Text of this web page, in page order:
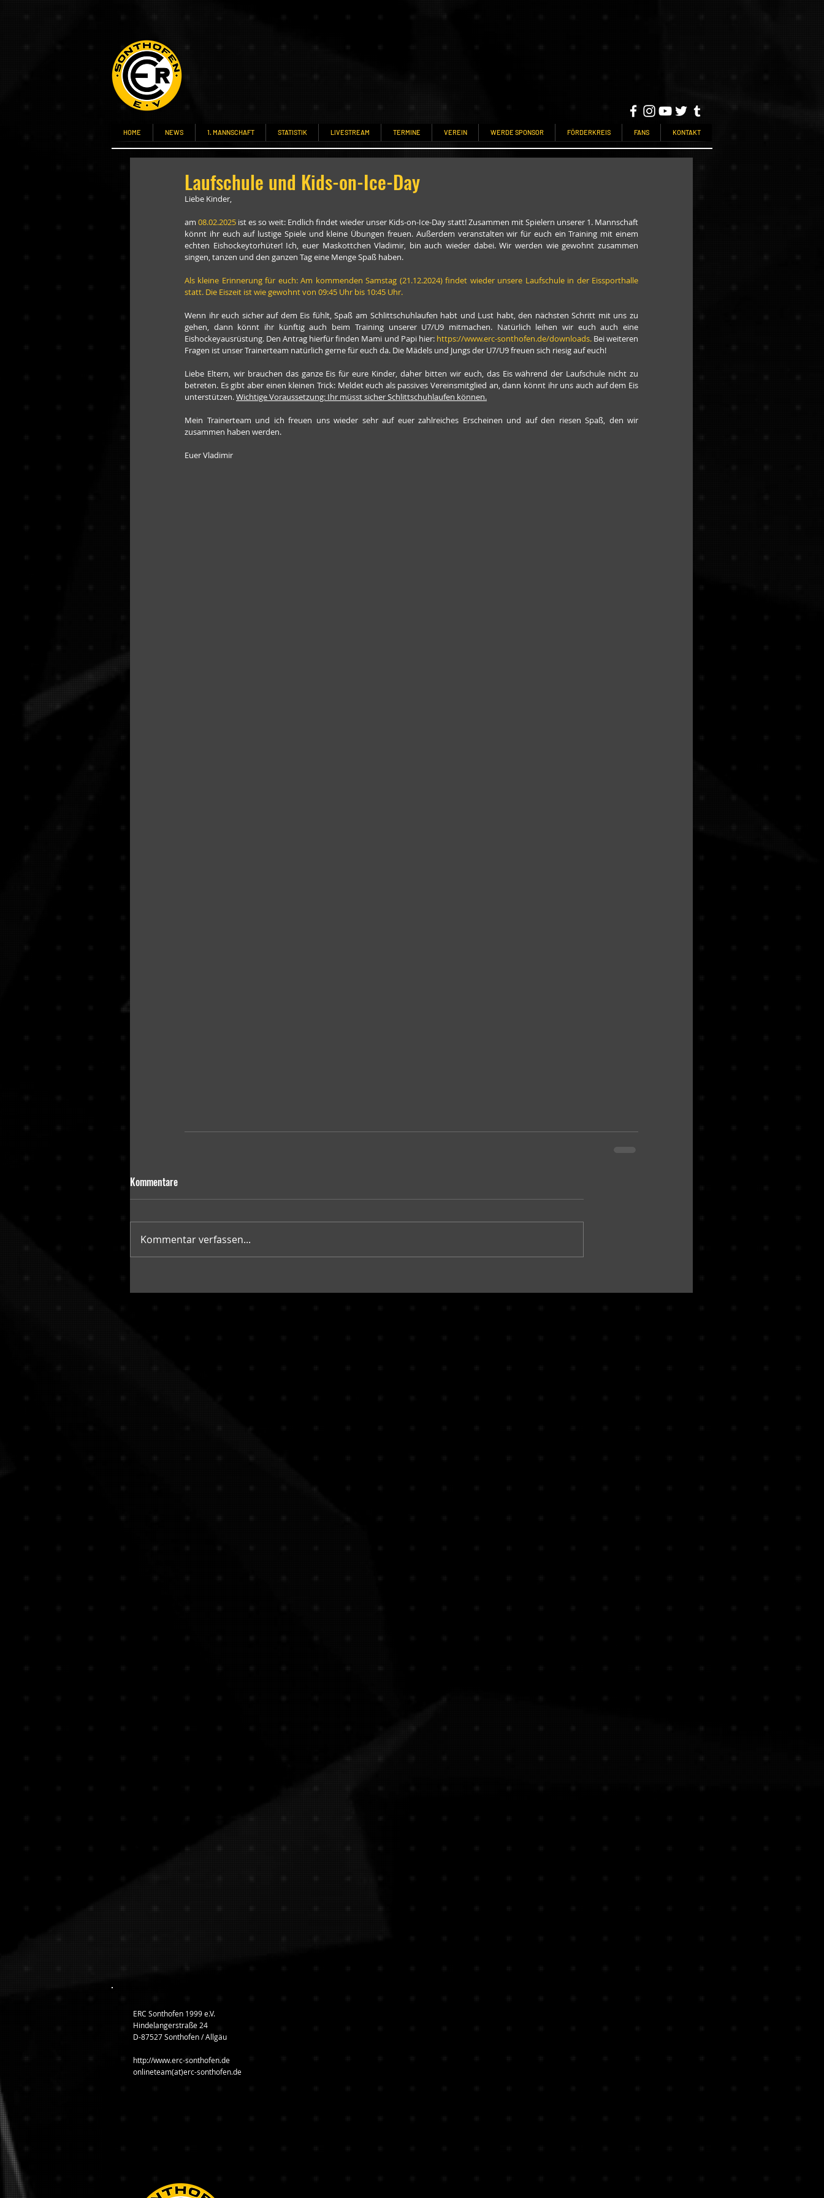
HOME NEWS 1. MANNSCHAFT STATISTIK LIVESTREAM TERMINE VEREIN WERDE SPONSOR FÖRDERKREIS FANS KONTAKT
Laufschule und Kids-on-Ice-Day
Liebe Kinder,
am 08.02.2025 ist es so weit: Endlich findet wieder unser Kids-on-Ice-Day statt! Zusammen mit Spielern unserer 1. Mannschaft
könnt ihr euch auf lustige Spiele und kleine Übungen freuen. Außerdem veranstalten wir für euch ein Training mit einem
echten Eishockeytorhüter! Ich, euer Maskottchen Vladimir, bin auch wieder dabei. Wir werden wie gewohnt zusammen
singen, tanzen und den ganzen Tag eine Menge Spaß haben.
Als kleine Erinnerung für euch: Am kommenden Samstag (21.12.2024) findet wieder unsere Laufschule in der Eissporthalle
statt. Die Eiszeit ist wie gewohnt von 09:45 Uhr bis 10:45 Uhr.
Wenn ihr euch sicher auf dem Eis fühlt, Spaß am Schlittschuhlaufen habt und Lust habt, den nächsten Schritt mit uns zu
gehen, dann könnt ihr künftig auch beim Training unserer U7/U9 mitmachen. Natürlich leihen wir euch auch eine
Eishockeyausrüstung. Den Antrag hierfür finden Mami und Papi hier: https://www.erc-sonthofen.de/downloads. Bei weiteren
Fragen ist unser Trainerteam natürlich gerne für euch da. Die Mädels und Jungs der U7/U9 freuen sich riesig auf euch!
Liebe Eltern, wir brauchen das ganze Eis für eure Kinder, daher bitten wir euch, das Eis während der Laufschule nicht zu
betreten. Es gibt aber einen kleinen Trick: Meldet euch als passives Vereinsmitglied an, dann könnt ihr uns auch auf dem Eis
unterstützen. Wichtige Voraussetzung: Ihr müsst sicher Schlittschuhlaufen können.
Mein Trainerteam und ich freuen uns wieder sehr auf euer zahlreiches Erscheinen und auf den riesen Spaß, den wir
zusammen haben werden.
Euer Vladimir
Kommentare
Kommentar verfassen...
ERC Sonthofen 1999 e.V.
Hindelangerstraße 24
D-87527 Sonthofen / Allgäu
http://www.erc-sonthofen.de
onlineteam(at)erc-sonthofen.de